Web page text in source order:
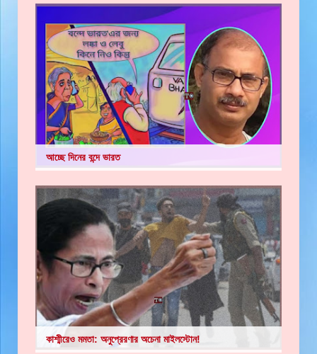
আচ্ছে দিনের বন্দে ভারত
কাশ্মীরেও মমতা: অনুপ্রেরণার অচেনা মাইলস্টোন!